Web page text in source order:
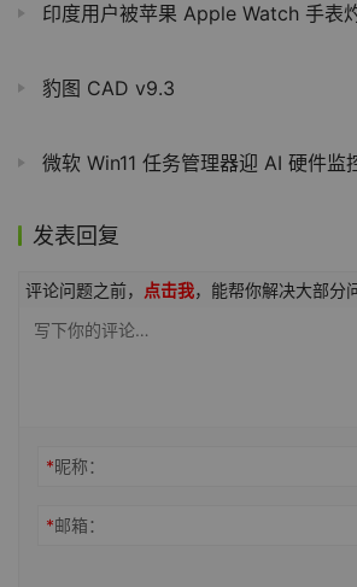
印度用户被苹果 Apple Watch 手表灼伤
豹图 CAD v9.3
微软 Win11 任务管理器迎 AI 硬件监控升级
发表回复
评论问题之前， 点击我，能帮你解决大部分
*昵称：
*邮箱：